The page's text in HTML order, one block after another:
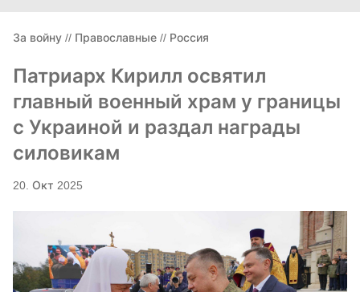
За войну // Православные // Россия
Патриарх Кирилл освятил
главный военный храм у границы
с Украиной и раздал награды
силовикам
20. Окт 2025